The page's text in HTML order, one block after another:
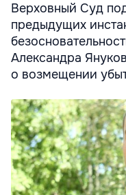
Верховный Суд
предыдущих
Александра
о возмещении